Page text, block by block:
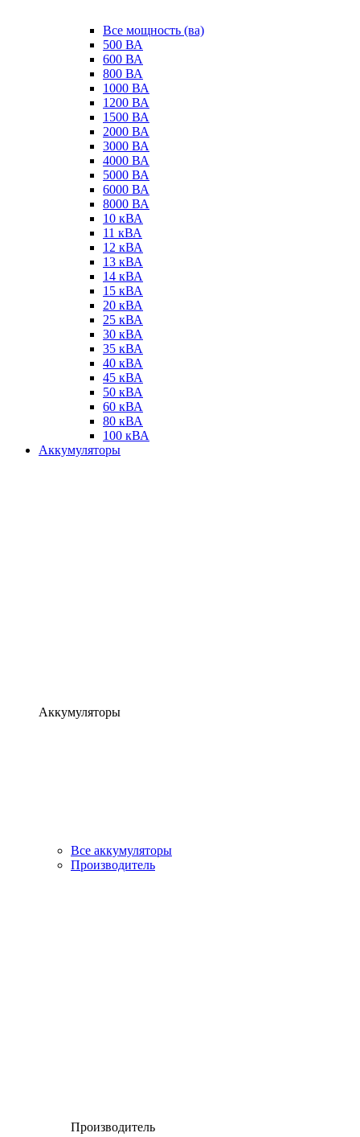
Все мощность (ва)
500 ВА
600 ВА
800 ВА
1000 ВА
1200 ВА
1500 ВА
2000 ВА
3000 ВА
4000 ВА
5000 ВА
6000 ВА
8000 ВА
10 кВА
11 кВА
12 кВА
13 кВА
14 кВА
15 кВА
20 кВА
25 кВА
30 кВА
35 кВА
40 кВА
45 кВА
50 кВА
60 кВА
80 кВА
100 кВА
Аккумуляторы
Аккумуляторы
Все аккумуляторы
Производитель
Производитель